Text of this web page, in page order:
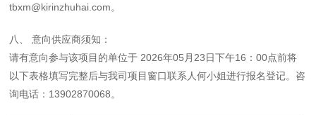
tbxm@kirinzhuhai.com。
八、 意向供应商须知：
请有意向参与该项目的单位于 2026年05月23日下午16：00点前将
以下表格填写完整后与我司项目窗口联系人何小姐进行报名登记。咨
询电话：13902870068。